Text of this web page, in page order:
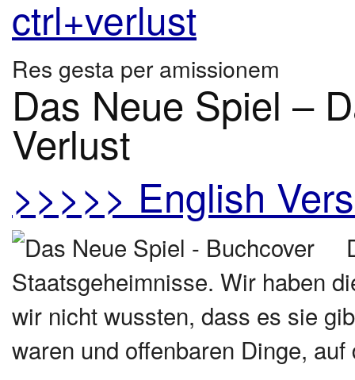
ctrl+verlust
Res gesta per amissionem
Das Neue Spiel –
Verlust
>>>>> English
Staatsgeheimnisse. Wir haben
wir nicht wussten, dass es sie
waren und offenbaren Dinge,